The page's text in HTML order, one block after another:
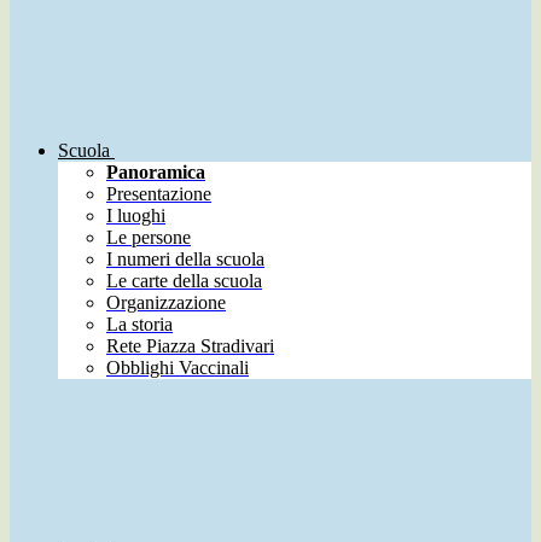
Scuola
Panoramica
Presentazione
I luoghi
Le persone
I numeri della scuola
Le carte della scuola
Organizzazione
La storia
Rete Piazza Stradivari
Obblighi Vaccinali